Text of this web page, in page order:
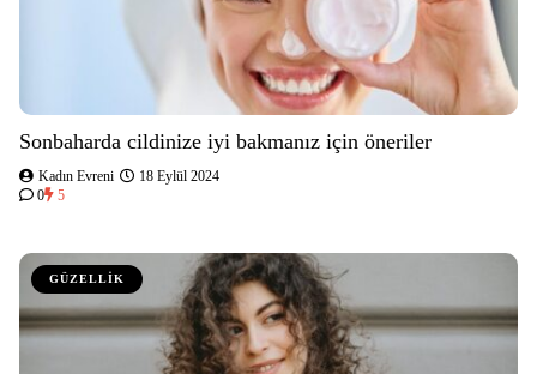
Sonbaharda cildinize iyi bakmanız için öneriler
Kadın Evreni
18 Eylül 2024
0
5
GÜZELLİK